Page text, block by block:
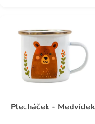
Plecháček - Medvídek